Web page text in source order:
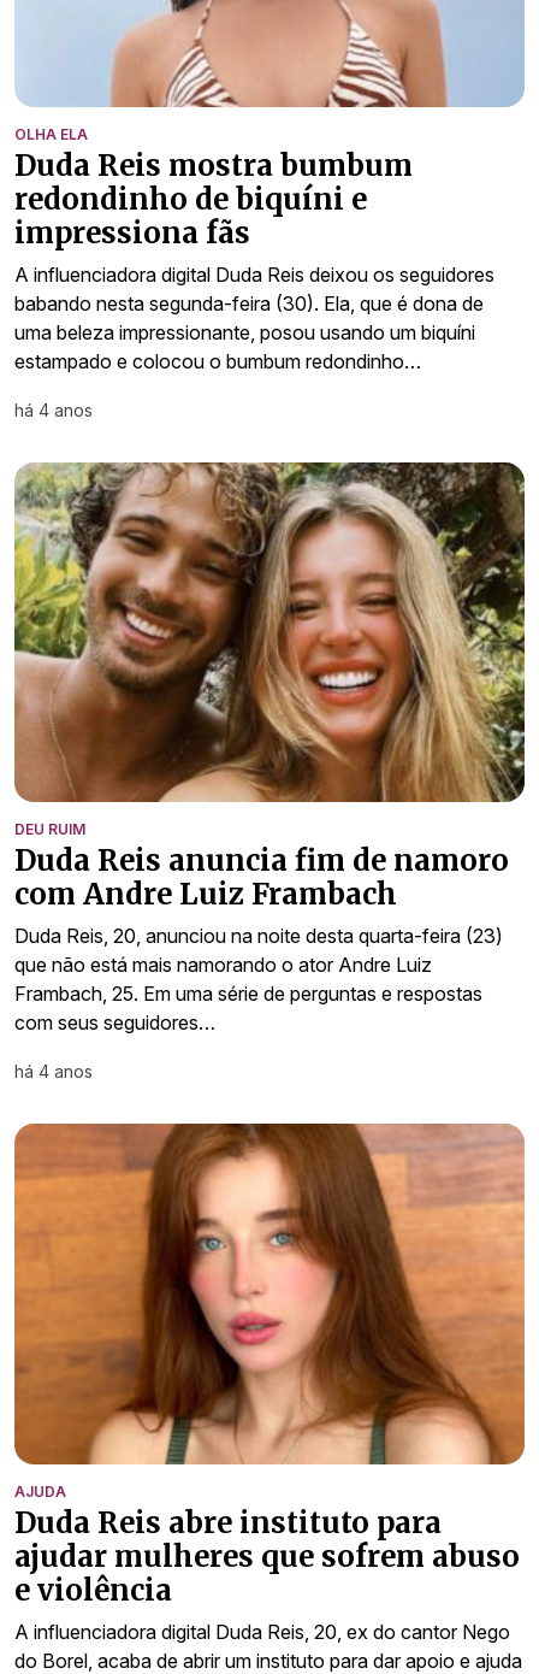
OLHA ELA
Duda Reis mostra bumbum
redondinho de biquíni e
impressiona fãs
A influenciadora digital Duda Reis deixou os seguidores
babando nesta segunda-feira (30). Ela, que é dona de
uma beleza impressionante, posou usando um biquíni
estampado e colocou o bumbum redondinho…
há 4 anos
DEU RUIM
Duda Reis anuncia fim de namoro
com Andre Luiz Frambach
Duda Reis, 20, anunciou na noite desta quarta-feira (23)
que não está mais namorando o ator Andre Luiz
Frambach, 25. Em uma série de perguntas e respostas
com seus seguidores…
há 4 anos
AJUDA
Duda Reis abre instituto para
ajudar mulheres que sofrem abuso
e violência
A influenciadora digital Duda Reis, 20, ex do cantor Nego
do Borel, acaba de abrir um instituto para dar apoio e ajuda